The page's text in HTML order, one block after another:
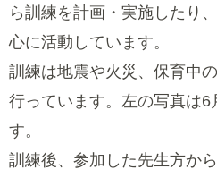
ら訓練を計画・実施したり
心に活動しています。
訓練は地震や火災、保育中
行っています。左の写真は
す。
訓練後、参加した先生方か